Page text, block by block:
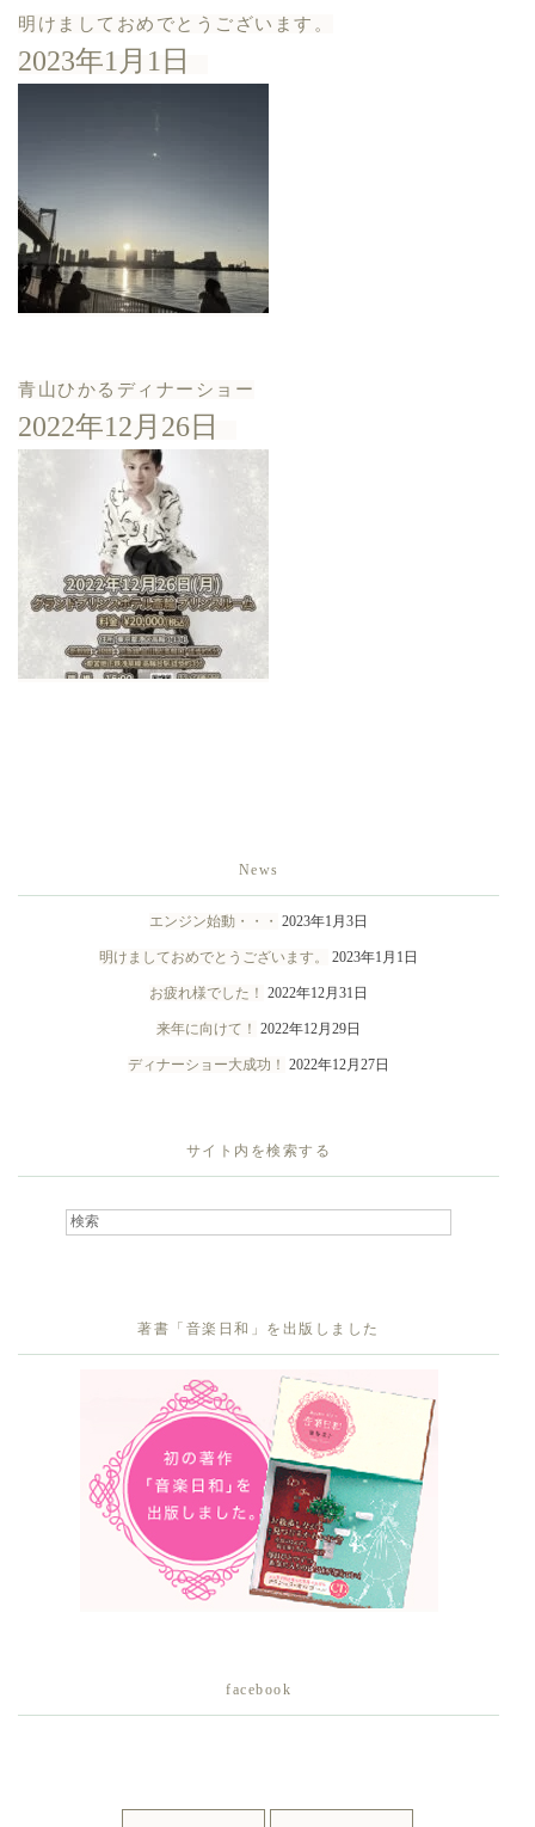
明けましておめでとうございます。
2023年1月1日
青山ひかるディナーショー
2022年12月26日
News
エンジン始動・・・ 2023年1月3日
明けましておめでとうございます。 2023年1月1日
お疲れ様でした！ 2022年12月31日
来年に向けて！ 2022年12月29日
ディナーショー大成功！ 2022年12月27日
サイト内を検索する
著書「音楽日和」を出版しました
facebook